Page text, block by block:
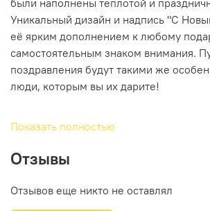
были наполнены теплотой и
Уникальный дизайн и надпись "С
её ярким дополнением к любому
самостоятельным знаком внимания.
поздравления будут такими же
люди, которым вы их дарите!
Показать полностью
Отзывы
Отзывов еще никто не оставлял